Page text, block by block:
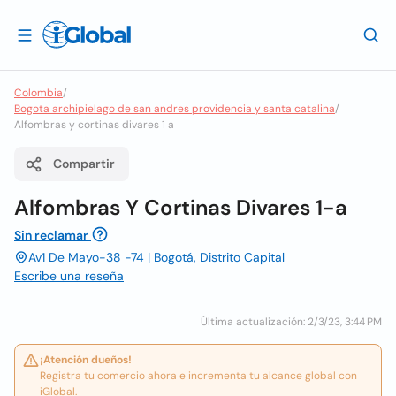
Colombia/
Bogota archipielago de san andres providencia y santa catalina/
Alfombras y cortinas divares 1 a
Compartir
Alfombras Y Cortinas Divares 1-a
Sin reclamar
Av1 De Mayo-38 -74 | Bogotá, Distrito Capital
Escribe una reseña
Última actualización: 2/3/23, 3:44 PM
¡Atención dueños!
Registra tu comercio ahora e incrementa tu alcance global con
iGlobal.